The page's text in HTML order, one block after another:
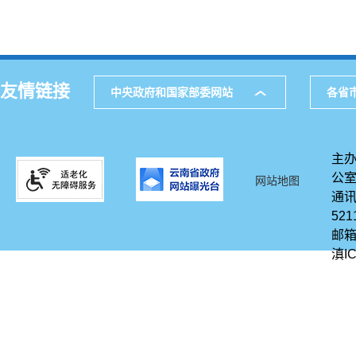
友情链接 中央政府和国家部委网站 各省
网站地图
主
公室
通
邮
滇